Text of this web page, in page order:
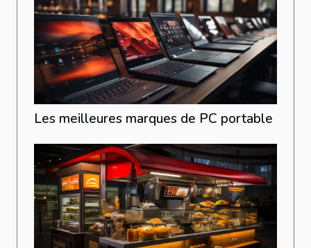
Les meilleures marques de PC portable